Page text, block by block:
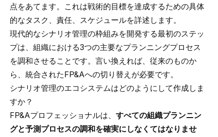
点をあてます。これは戦術的目標を達成するための具体
的なタスク、責任、スケジュールを詳述します。
現代的なシナリオ管理の枠組みを開発する最初のステッ
プは、組織における3つの主要なプランニングプロセス
を調和させることです。言い換えれば、従来のものか
ら、統合されたFP&Aへの切り替えが必要です。
シナリオ管理のエコシステムはどのようにして作成しま
すか？
FP&Aプロフェッショナルは、 すべての組織プランニン
グと予測プロセスの調和を確実にしなくてはなりませ